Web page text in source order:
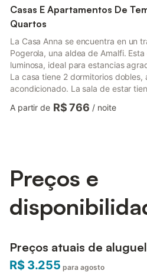
Casas E Apartamentos De
Quartos
La Casa Anna se encuentra en un
Pogerola, una aldea de Amalfi.
luminosa, ideal para estancias
La casa tiene 2 dormitorios
acondicionado. La sala de estar
balcón y sofá con TV, la cocina
una gran terraza para relajarse. El
A partir de R$ 766 / noite
Preços e
Preços atuais de
R$ 3.255 para agosto